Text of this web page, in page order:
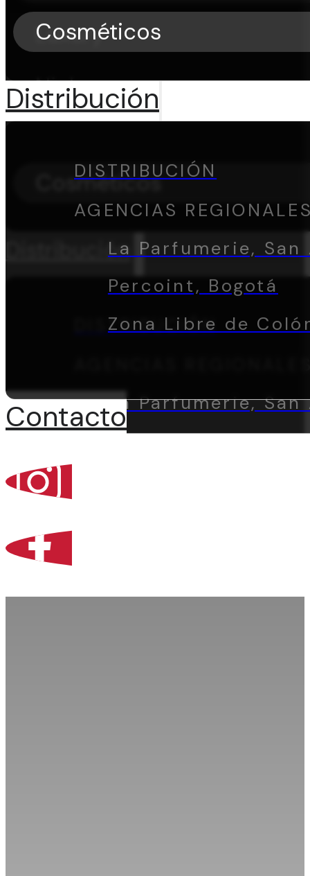
Luxury
Niche
Cosméticos
Distribución
DISTRIBUCIÓN
La Parfumerie,
Percoint, Bogotá
Contacto
Cosméticos
Distribución
DISTRIBUCIÓN
AGENCIAS
La Parfumerie,
Percoint, Bogotá
Zona Libre de
Contacto